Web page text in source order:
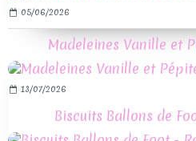
05/06/2026
Madeleines Vanille et
13/07/2026
Biscuits Ballons de